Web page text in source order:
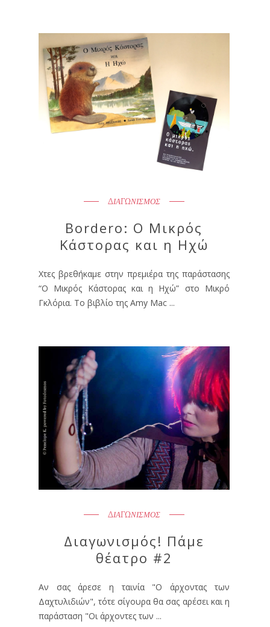
ΔΙΑΓΩΝΙΣΜΟΣ
Bordero: Ο Μικρός
Κάστορας και η Ηχώ
Χτες βρεθήκαμε στην πρεμιέρα της παράστασης
“Ο Μικρός Κάστορας και η Ηχώ” στο Μικρό
Γκλόρια. Το βιβλίο της Amy Mac ...
ΔΙΑΓΩΝΙΣΜΟΣ
Διαγωνισμός! Πάμε
θέατρο #2
Αν σας άρεσε η ταινία "Ο άρχοντας των
Δαχτυλιδιών", τότε σίγουρα θα σας αρέσει και η
παράσταση "Οι άρχοντες των ...